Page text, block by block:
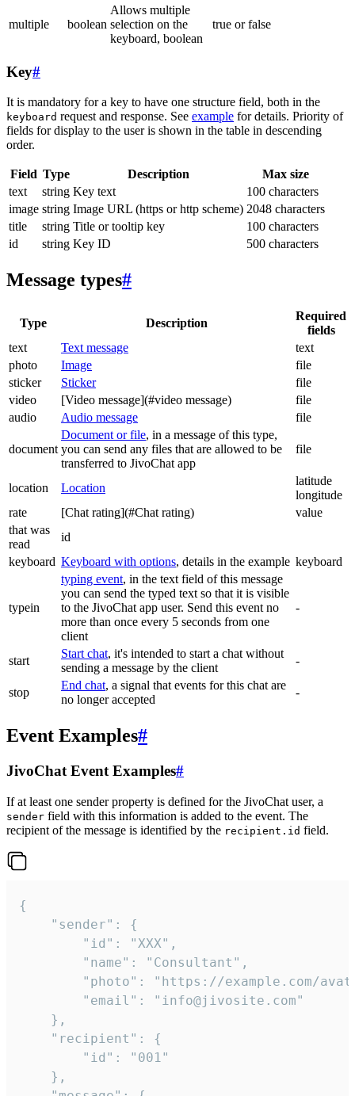
multiple boolean
Allows multiple
selection on the
keyboard, boolean
true or false
Key#
It is mandatory for a key to have one structure field, both in the
keyboard request and response. See example for details. Priority of
fields for display to the user is shown in the table in descending
order.
Field Type Description
Max size
text
string Key text
100 characters
image string Image URL (https or http scheme) 2048 characters
title
string Title or tooltip key
100 characters
id
string Key ID 500 characters
Message types#
Type Description
Required
fields
text
Text message
text
photo
Image
file
sticker
Sticker
file
video
[Video message](#video message)
file
audio
Audio message file
document
Document or file, in a message of this type,
you can send any files that are allowed to be
transferred to JivoChat app
file
location Location
latitude
longitude
rate
[Chat rating](#Chat rating)
value
that was
read
id
keyboard Keyboard with options, details in the example keyboard
typein
typing event, in the text field of this message
you can send the typed text so that it is visible
to the JivoChat app user. Send this event no
more than once every 5 seconds from one
client
-
start
Start chat, it's intended to start a chat without
sending a message by the client
-
stop
End chat, a signal that events for this chat are
no longer accepted
-
Event Examples#
JivoChat Event Examples#
If at least one sender property is defined for the JivoChat user, a
sender field with this information is added to the event. The
recipient of the message is identified by the recipient.id field.
{